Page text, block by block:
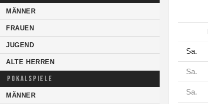
MÄNNER
FRAUEN
JUGEND
ALTE HERREN
POKALSPIELE
MÄNNER
Sa.
Sa.
Sa.